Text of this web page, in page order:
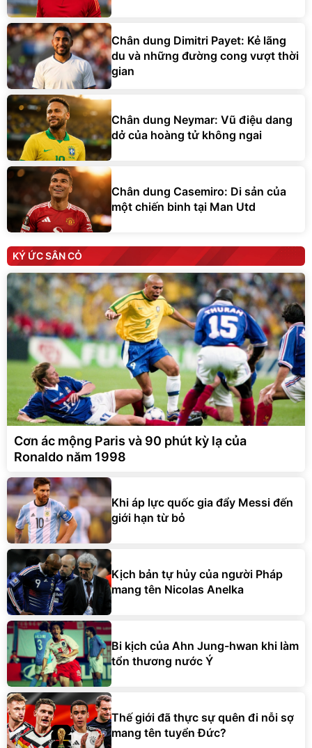
Chân dung Dimitri Payet: Kẻ lãng
du và những đường cong vượt thời
gian
Chân dung Neymar: Vũ điệu dang
dở của hoàng tử không ngai
Chân dung Casemiro: Di sản của
một chiến binh tại Man Utd
KÝ ỨC SÂN CỎ
Cơn ác mộng Paris và 90 phút kỳ lạ của
Ronaldo năm 1998
Khi áp lực quốc gia đẩy Messi đến
giới hạn từ bỏ
Kịch bản tự hủy của người Pháp
mang tên Nicolas Anelka
Bi kịch của Ahn Jung-hwan khi làm
tổn thương nước Ý
Thế giới đã thực sự quên đi nỗi sợ
mang tên tuyển Đức?